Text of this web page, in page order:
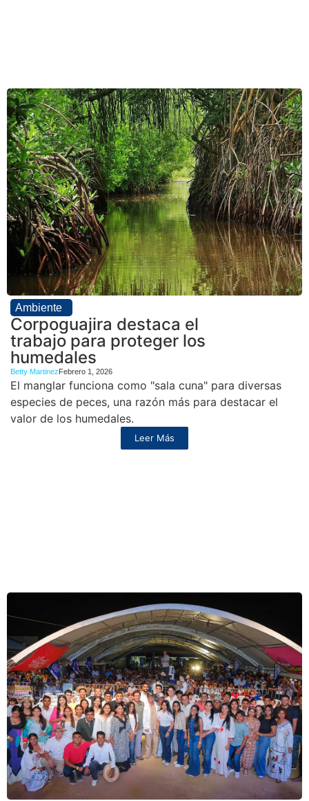
Ambiente
Corpoguajira destaca el
trabajo para proteger los
humedales
Betty Martinez Febrero 1, 2026
El manglar funciona como "sala cuna" para diversas
especies de peces, una razón más para destacar el
valor de los humedales.
Leer Más